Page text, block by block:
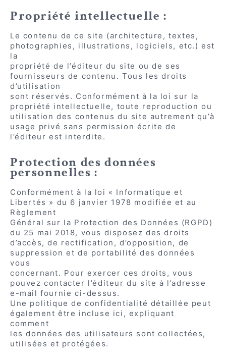
Propriété intellectuelle :
Le contenu de ce site (architecture, textes,
photographies, illustrations, logiciels, etc.) est
la
propriété de l’éditeur du site ou de ses
fournisseurs de contenu. Tous les droits
d’utilisation
sont réservés. Conformément à la loi sur la
propriété intellectuelle, toute reproduction ou
utilisation des contenus du site autrement qu’à
usage privé sans permission écrite de
l’éditeur est interdite.
Protection des données
personnelles :
Conformément à la loi « Informatique et
Libertés » du 6 janvier 1978 modifiée et au
Règlement
Général sur la Protection des Données (RGPD)
du 25 mai 2018, vous disposez des droits
d’accès, de rectification, d’opposition, de
suppression et de portabilité des données
vous
concernant. Pour exercer ces droits, vous
pouvez contacter l’éditeur du site à l’adresse
e-mail fournie ci-dessus.
Une politique de confidentialité détaillée peut
également être incluse ici, expliquant
comment
les données des utilisateurs sont collectées,
utilisées et protégées.